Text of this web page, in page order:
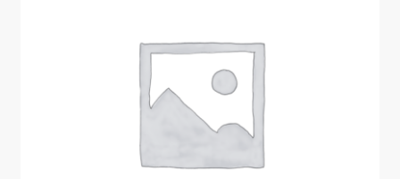
Юридические данные